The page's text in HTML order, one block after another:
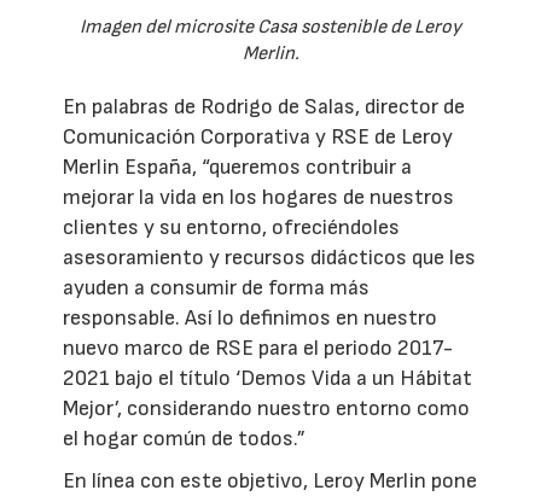
Imagen del microsite Casa sostenible de Leroy
Merlin.
En palabras de Rodrigo de Salas, director de
Comunicación Corporativa y RSE de Leroy
Merlin España, “queremos contribuir a
mejorar la vida en los hogares de nuestros
clientes y su entorno, ofreciéndoles
asesoramiento y recursos didácticos que les
ayuden a consumir de forma más
responsable. Así lo definimos en nuestro
nuevo marco de RSE para el periodo 2017-
2021 bajo el título ‘Demos Vida a un Hábitat
Mejor’, considerando nuestro entorno como
el hogar común de todos.”
En línea con este objetivo, Leroy Merlin pone